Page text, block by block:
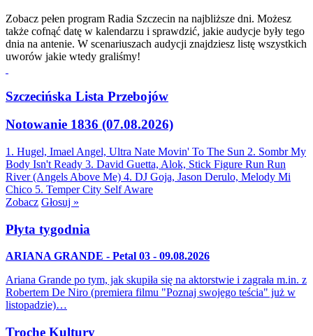
Zobacz pełen program Radia Szczecin na najbliższe dni. Możesz
także cofnąć datę w kalendarzu i sprawdzić, jakie audycje były tego
dnia na antenie. W scenariuszach audycji znajdziesz listę wszystkich
uworów jakie wtedy graliśmy!
Szczecińska Lista Przebojów
Notowanie 1836 (07.08.2026)
1. Hugel, Imael Angel, Ultra Nate Movin' To The Sun 2. Sombr My
Body Isn't Ready 3. David Guetta, Alok, Stick Figure Run Run
River (Angels Above Me) 4. DJ Goja, Jason Derulo, Melody Mi
Chico 5. Temper City Self Aware
Zobacz Głosuj »
Płyta tygodnia
ARIANA GRANDE - Petal 03 - 09.08.2026
Ariana Grande po tym, jak skupiła się na aktorstwie i zagrała m.in. z
Robertem De Niro (premiera filmu "Poznaj swojego teścia" już w
listopadzie)…
Trochę Kultury